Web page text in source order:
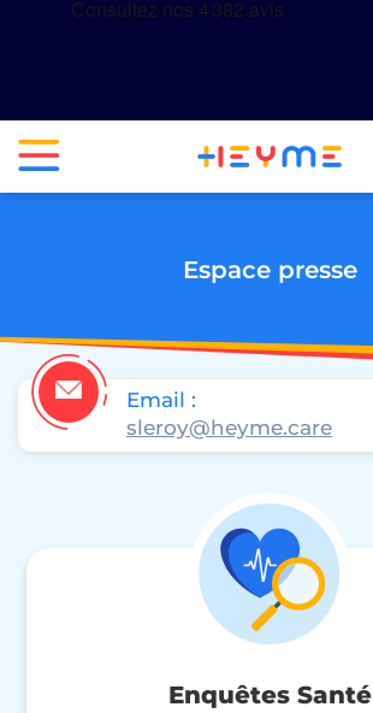
Espace presse
Email :
sleroy@heyme.care
Enquêtes Santé